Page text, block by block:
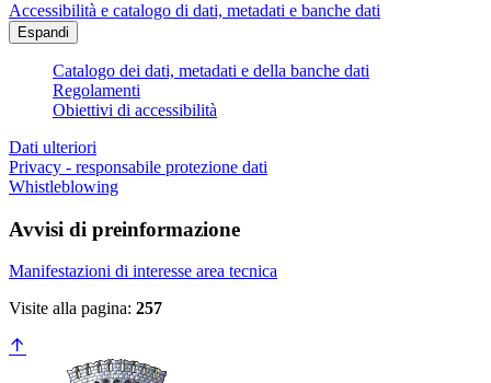
Accessibilità e catalogo di dati, metadati e banche dati
Espandi
Catalogo dei dati, metadati e della banche dati
Regolamenti
Obiettivi di accessibilità
Dati ulteriori
Privacy - responsabile protezione dati
Whistleblowing
Avvisi di preinformazione
Manifestazioni di interesse area tecnica
Visite alla pagina: 257